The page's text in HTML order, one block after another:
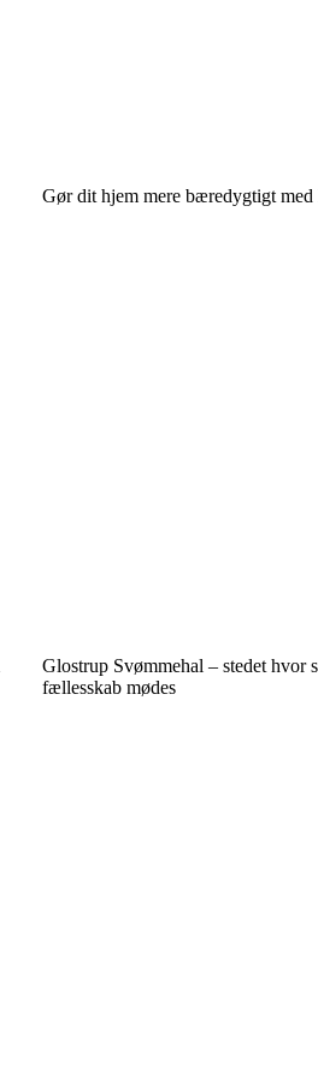
Gør dit hjem mere bæredygtigt
Glostrup Svømmehal – stedet hvor
fællesskab mødes